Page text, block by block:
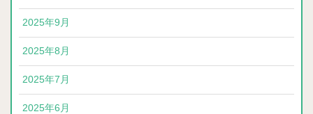
2025年9月
2025年8月
2025年7月
2025年6月